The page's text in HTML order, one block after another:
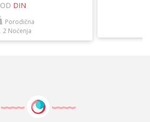
OD DIN
Porodična
2 Noćenja